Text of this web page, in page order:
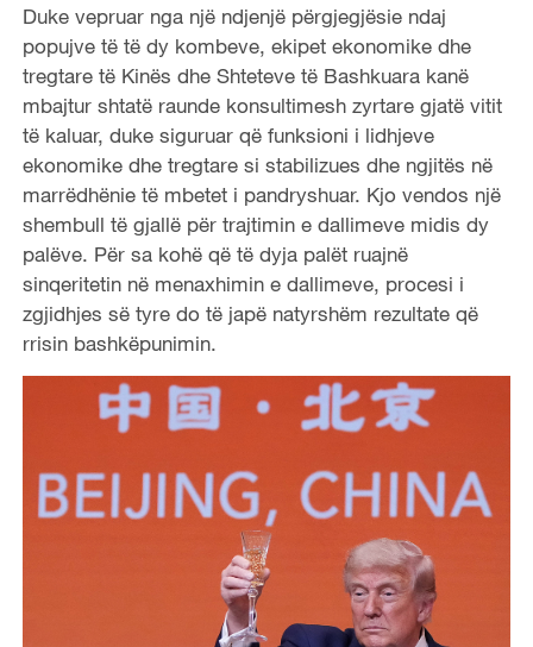
Duke vepruar nga një ndjenjë përgjegjësie ndaj
popujve të të dy kombeve, ekipet ekonomike dhe
tregtare të Kinës dhe Shteteve të Bashkuara kanë
mbajtur shtatë raunde konsultimesh zyrtare gjatë vitit
të kaluar, duke siguruar që funksioni i lidhjeve
ekonomike dhe tregtare si stabilizues dhe ngjitës në
marrëdhënie të mbetet i pandryshuar. Kjo vendos një
shembull të gjallë për trajtimin e dallimeve midis dy
palëve. Për sa kohë që të dyja palët ruajnë
sinqeritetin në menaxhimin e dallimeve, procesi i
zgjidhjes së tyre do të japë natyrshëm rezultate që
rrisin bashkëpunimin.